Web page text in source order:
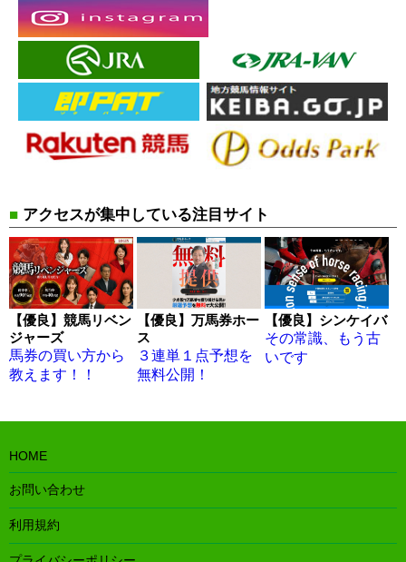
■ アクセスが集中している注目サイト
【優良】競馬リベン
ジャーズ
馬券の買い方から
教えます！！
【優良】万馬券ホー
ス
３連単１点予想を
無料公開！
【優良】シンケイバ
その常識、もう古
いです
HOME
お問い合わせ
利用規約